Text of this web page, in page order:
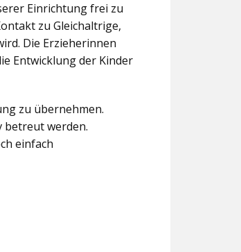
Einrichtung frei zu
zu Gleichaltrige,
Die Erzieherinnen
Entwicklung der Kinder
zu übernehmen.
werden.
einfach